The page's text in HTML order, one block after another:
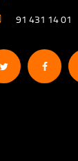
91 431 14 01